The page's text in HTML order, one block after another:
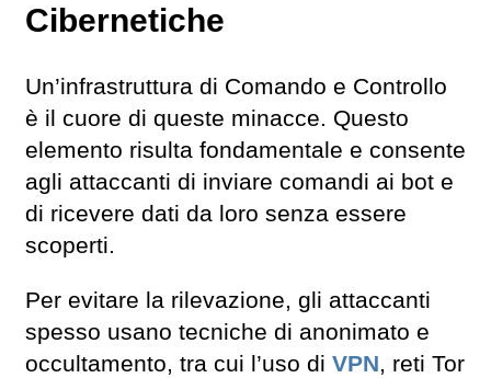
Cibernetiche
Un’infrastruttura di Comando e Controllo
è il cuore di queste minacce. Questo
elemento risulta fondamentale e consente
agli attaccanti di inviare comandi ai bot e
di ricevere dati da loro senza essere
scoperti.
Per evitare la rilevazione, gli attaccanti
spesso usano tecniche di anonimato e
occultamento, tra cui l’uso di VPN, reti Tor